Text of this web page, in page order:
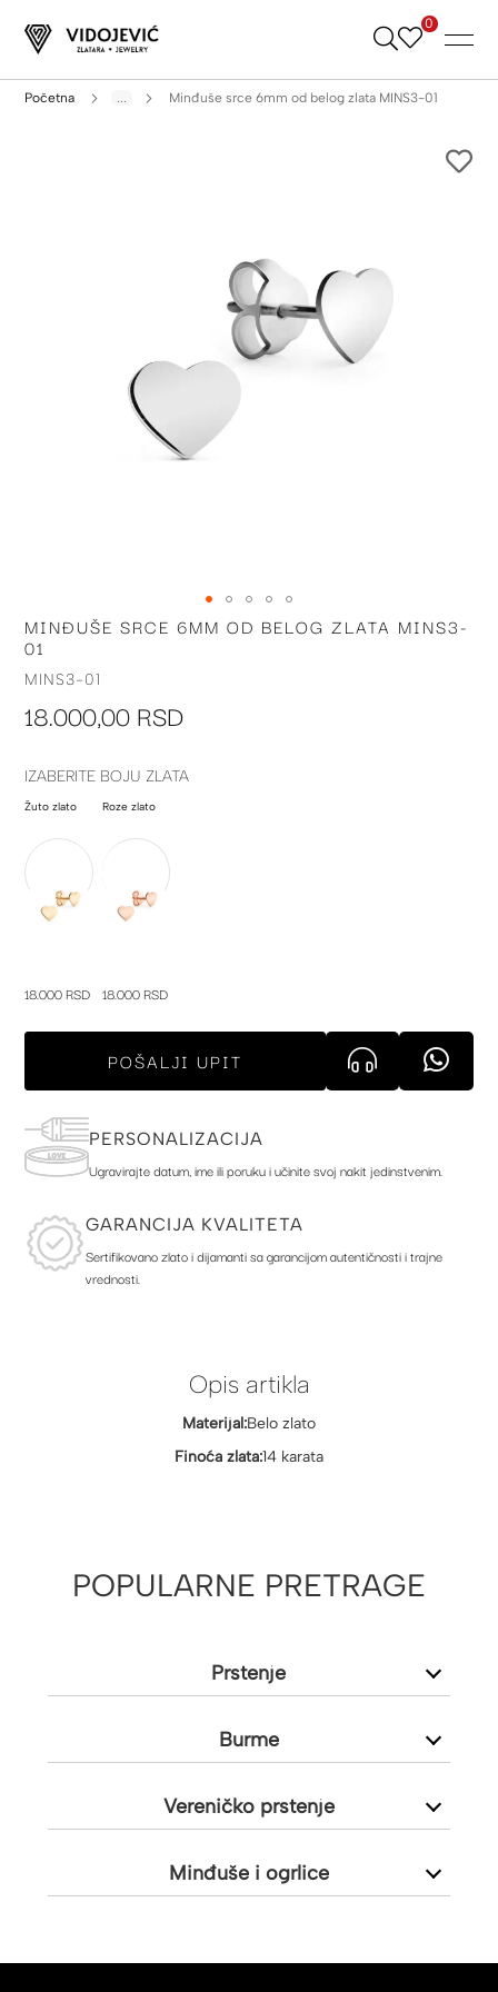
Skip
Content
0
Početna ... Minđuše srce 6mm od belog zlata MINS3-01
Skip
to
the
of
gallery
MINĐUŠE SRCE 6MM OD BELOG ZLATA MINS3-
01
MINS3-01
18.000,00 RSD
IZABERITE BOJU ZLATA
Žuto zlato
18.000 RSD
Roze zlato
18.000 RSD
POŠALJI UPIT
PERSONALIZACIJA
Ugravirajte datum, ime ili poruku i učinite svoj nakit jedinstvenim.
GARANCIJA KVALITETA
Sertifikovano zlato i dijamanti sa garancijom autentičnosti i trajne
vrednosti.
Opis artikla
Materijal:Belo zlato
Finoća zlata:14 karata
POPULARNE PRETRAGE
Prstenje
Burme
Vereničko prstenje
Minđuše i ogrlice